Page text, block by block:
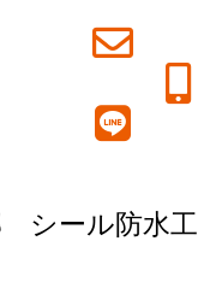
シール防水工